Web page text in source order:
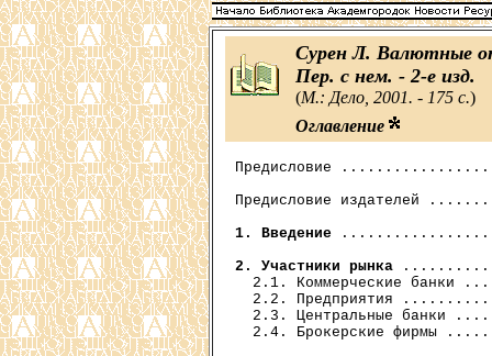
Сурен Л. Валютные
Пер. с нем. - 2-е изд.
(М.: Дело, 2001. - 175 с.)
Оглавление
Предисловие
Предисловие
1. Введение
2. Участники рынка
2.1. Коммерческие банки
2.2. Предприятия
2.3. Центральные банки
2.4. Брокерские фирмы